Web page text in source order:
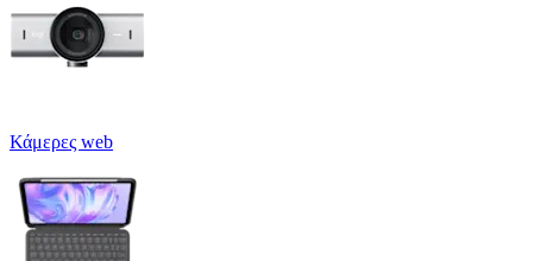
Κάμερες web